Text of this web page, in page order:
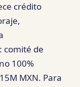
crédito
comité de
100%
MXN. Para